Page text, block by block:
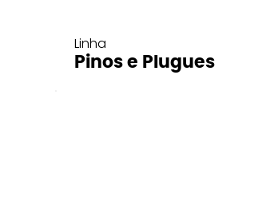
Linha
Pinos e Plugues